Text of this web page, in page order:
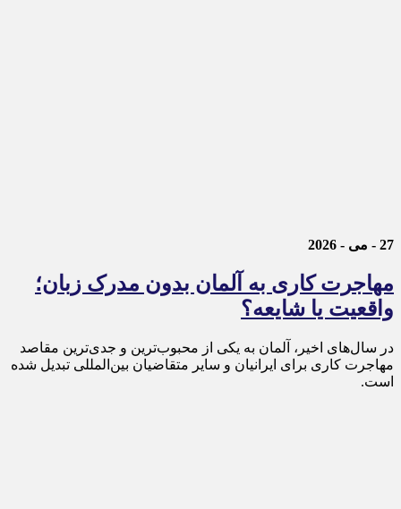
27 - می - 2026
مهاجرت کاری به آلمان بدون مدرک زبان؛
واقعیت یا شایعه؟
در سال‌های اخیر، آلمان به یکی از محبوب‌ترین و جدی‌ترین مقاصد
مهاجرت کاری برای ایرانیان و سایر متقاضیان بین‌المللی تبدیل شده
است.